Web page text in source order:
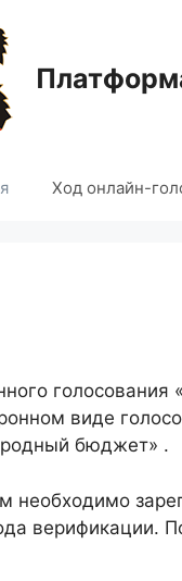
Ход онлайн-
виде
бюджет» .
необходимо
верификации.